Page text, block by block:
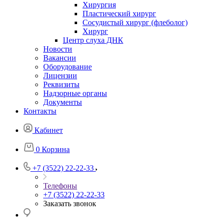
Хирургия
Пластический хирург
Сосудистый хирург (флеболог)
Хирург
Центр слуха ДНК
Новости
Вакансии
Оборудование
Лицензии
Реквизиты
Надзорные органы
Документы
Контакты
Кабинет
0 Корзина
+7 (3522) 22-22-33
Телефоны
+7 (3522) 22-22-33
Заказать звонок